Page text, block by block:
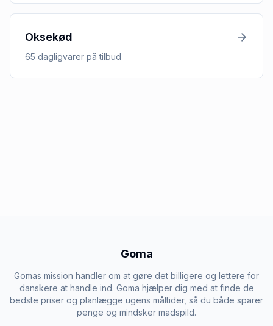
Oksekød
65 dagligvarer på tilbud
Goma
Gomas mission handler om at gøre det billigere og lettere for
danskere at handle ind. Goma hjælper dig med at finde de
bedste priser og planlægge ugens måltider, så du både sparer
penge og mindsker madspild.